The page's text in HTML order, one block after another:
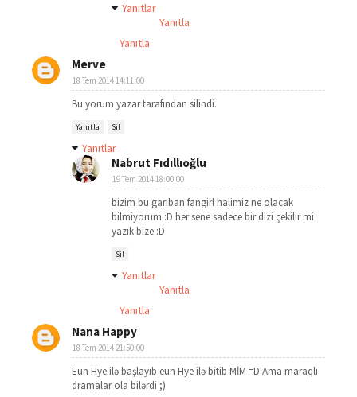
Yanıtlar
Yanıtla
Yanıtla
Merve
18 Tem 2014 14:11:00
Bu yorum yazar tarafından silindi.
Yanıtla Sil
Yanıtlar
Nabrut Fıdıllıoğlu
19 Tem 2014 18:00:00
bizim bu gariban fangirl halimiz ne olacak
bilmiyorum :D her sene sadece bir dizi çekilir mi
yazık bize :D
Sil
Yanıtlar
Yanıtla
Yanıtla
Nana Happy
18 Tem 2014 21:50:00
Eun Hye ilə başlayıb eun Hye ilə bitib MİM =D Ama maraqlı
dramalar ola bilərdi ;)